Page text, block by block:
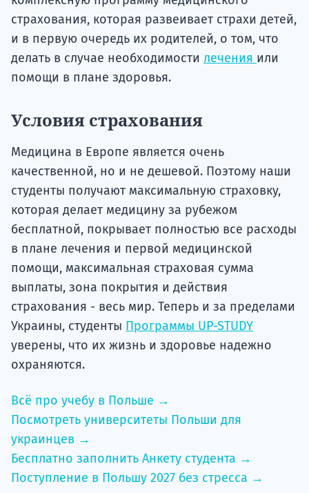
страхования, которая развеивает страхи детей,
и в первую очередь их родителей, о том, что
делать в случае необходимости лечения или
помощи в плане здоровья.
Условия страхования
Медицина в Европе является очень
качественной, но и не дешевой. Поэтому наши
студенты получают максимальную страховку,
которая делает медицину за рубежом
бесплатной, покрывает полностью все расходы
в плане лечения и первой медицинской
помощи, максимальная страховая сумма
выплаты, зона покрытия и действия
страхования - весь мир. Теперь и за пределами
Украины, студенты Программы UP-STUDY
уверены, что их жизнь и здоровье надежно
охраняются.
Всё про учебу в Польше →
Посмотреть университеты Польши для
украинцев →
Бесплатно заполнить Анкету студента →
Поступление в Польшу 2027 без стресса →